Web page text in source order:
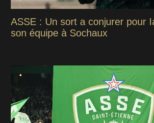
ASSE : Un sort a conjurer pour
son équipe à Sochaux